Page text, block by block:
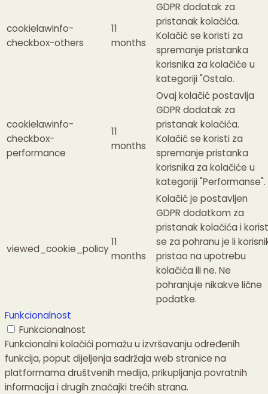
cookielawinfo-
checkbox-others
11
months
GDPR dodatak za
pristanak kolačića.
Kolačić se koristi za
spremanje pristanka
korisnika za kolačiće u
kategoriji "Ostalo.
cookielawinfo-
checkbox-
performance
11
months
Ovaj kolačić postavlja
GDPR dodatak za
pristanak kolačića.
Kolačić se koristi za
spremanje pristanka
korisnika za kolačiće u
kategoriji "Performanse".
viewed_cookie_policy
11
months
Kolačić je postavljen
GDPR dodatkom za
pristanak kolačića i
se za pohranu je li
pristao na upotrebu
kolačića ili ne. Ne
pohranjuje nikakve lične
podatke.
Funkcionalnost
Funkcionalnost
Funkcionalni kolačići pomažu u izvršavanju određenih
funkcija, poput dijeljenja sadržaja web stranice na
platformama društvenih medija, prikupljanja povratnih
informacija i drugih značajki trećih strana.